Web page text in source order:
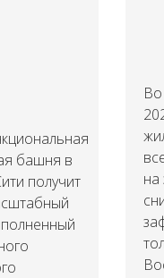
башня в
получит
на